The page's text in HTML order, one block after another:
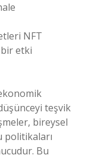
NFT
etki
teşvik
bireysel
politikaları
Bu